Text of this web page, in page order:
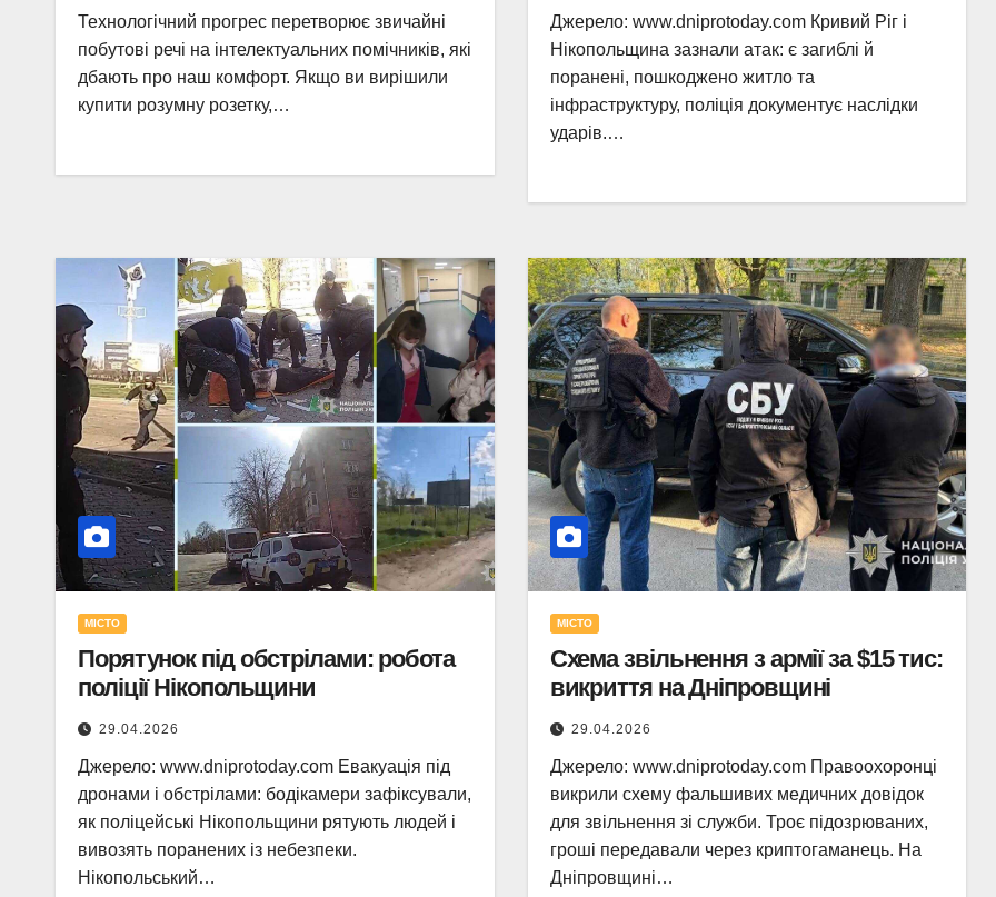
Технологічний прогрес перетворює звичайні
побутові речі на інтелектуальних помічників, які
дбають про наш комфорт. Якщо ви вирішили
купити розумну розетку,…
Джерело: www.dniprotoday.com Кривий Ріг і
Нікопольщина зазнали атак: є загиблі й
поранені, пошкоджено житло та
інфраструктуру, поліція документує наслідки
ударів.…
МІСТО
Порятунок під обстрілами: робота
поліції Нікопольщини
29.04.2026
Джерело: www.dniprotoday.com Евакуація під
дронами і обстрілами: бодікамери зафіксували,
як поліцейські Нікопольщини рятують людей і
вивозять поранених із небезпеки.
Нікопольський…
МІСТО
Схема звільнення з армії за $15 тис:
викриття на Дніпровщині
29.04.2026
Джерело: www.dniprotoday.com Правоохоронці
викрили схему фальшивих медичних довідок
для звільнення зі служби. Троє підозрюваних,
гроші передавали через криптогаманець. На
Дніпровщині…